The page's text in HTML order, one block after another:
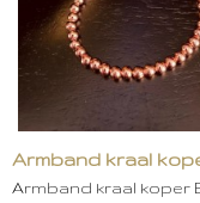
Armband kraal
Armband kraal koper